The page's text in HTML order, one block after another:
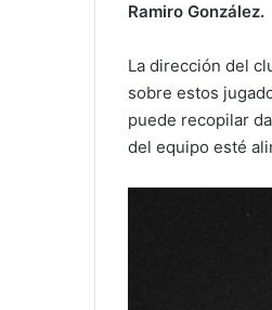
Ramiro González.
La dirección del
sobre estos
puede recopilar
del equipo esté